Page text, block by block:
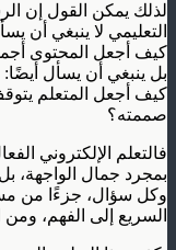
لذلك يمكن القول إن
التعليمي لا ينبغي أن
كيف أجعل المحتوى
بل ينبغي أن يسأل أيضًا:
كيف أجعل المتعلم
صممته؟
فالتعلم الإلكتروني
بمجرد جمال الواجهة،
وكل سؤال، جزءًا من
السريع إلى الفهم، ومن